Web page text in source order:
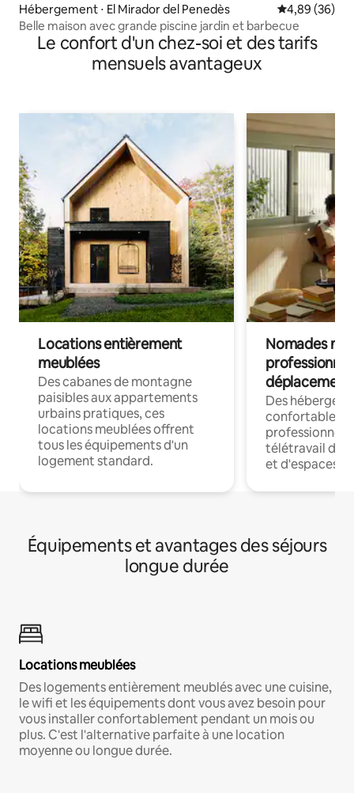
Hébergement ⋅ El Mirador del Penedès Évaluation
4,89 (36)
Belle maison avec grande piscine jardin et barbecue
Le confort d'un chez-soi et des tarifs
mensuels avantageux
Locations entièrement
meublées
Des cabanes de montagne
paisibles aux appartements
urbains pratiques, ces
locations meublées offrent
tous les équipements d'un
logement standard.
Nomades
déplacement
Des
confortables
professionnels
télétravail
et d'espaces
Équipements et avantages des séjours
longue durée
Locations meublées
Des logements entièrement meublés avec une cuisine,
le wifi et les équipements dont vous avez besoin pour
vous installer confortablement pendant un mois ou
plus. C'est l'alternative parfaite à une location
moyenne ou longue durée.